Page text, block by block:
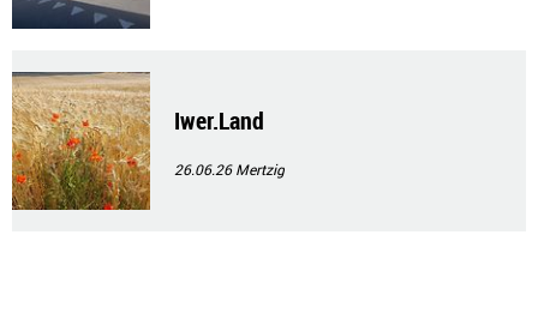
Iwer.Land
26.06.26Mertzig